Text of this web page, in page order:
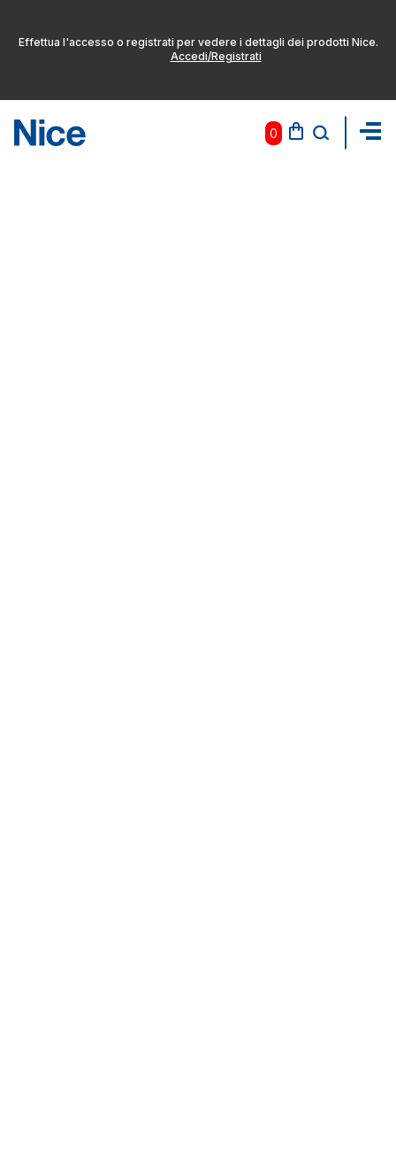
Effettua l'accesso o registrati per vedere i dettagli dei prodotti Nice.
Accedi/Registrati
0